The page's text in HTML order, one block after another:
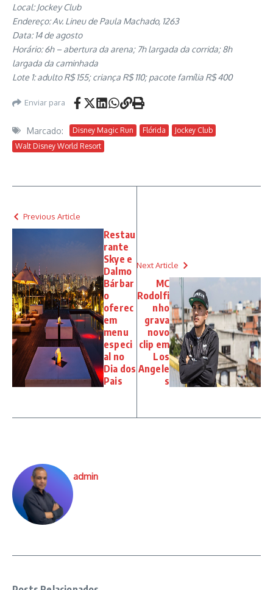
Local: Jockey Club
Endereço: Av. Lineu de Paula Machado, 1263
Data: 14 de agosto
Horário: 6h – abertura da arena; 7h largada da corrida; 8h
largada da caminhada
Lote 1: adulto R$ 155; criança R$ 110; pacote família R$ 400
Enviar para
Marcado: Disney Magic Run Flórida
Jockey Club
Walt Disney World Resort
Previous Article
Restau
rante
Skye e
Dalmo
Bárbar
o
oferec
em
menu
especi
al no
Dia dos
Pais
Next Article
MC
Rodolfi
nho
grava
novo
clip em
Los
Angele
s
admin